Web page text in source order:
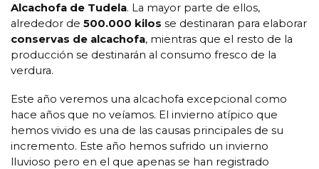
Alcachofa de Tudela. La mayor parte de ellos,
alrededor de 500.000 kilos se destinaran para elaborar
conservas de alcachofa, mientras que el resto de la
producción se destinarán al consumo fresco de la
verdura.
Este año veremos una alcachofa excepcional como
hace años que no veíamos. El invierno atípico que
hemos vivido es una de las causas principales de su
incremento. Este año hemos sufrido un invierno
lluvioso pero en el que apenas se han registrado